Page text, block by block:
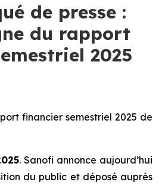
de presse :
du rapport
2025
financier semestriel 2025 de
. Sanofi annonce aujourd’hui
du public et déposé auprès